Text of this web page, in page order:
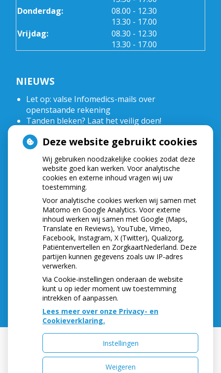
Donderdag:
08.00 tot
- 12.30
13.30 tot
- 17.00
Vrijdag:
08.30 tot
- 12.30
13.30 tot
- 17.00
NIEUWS
Let op: valse Infomedics-mails over
openstaande rekening
Tanden bleken? Laat het veilig doen!
mond
hoede!
(Mond)zorgkosten gemaakt in 2025? Check of
die aftrekbaar zijn
ADRESGEGEVENS
Sint Annastraat 12
6524GB NIJMEGEN
024-3222555
info@sintanna12.nl
Uw Zorg Online|Beheer
Deze website gebruikt cookies
Wij gebruiken noodzakelijke cookies zodat deze
website goed kan werken. Voor analytische
cookies en externe inhoud vragen wij uw
toestemming.
Voor analytische cookies werken wij samen met
Matomo en Google Analytics. Voor externe
inhoud werken wij samen met Google (Maps,
Translate en Reviews), YouTube, Vimeo,
Facebook, Instagram, X (Twitter), Qualizorg,
Patiëntenvertellen en ZorgkaartNederland. Deze
partijen kunnen gegevens zoals uw IP-adres
verwerken.
Via Cookie-instellingen onderaan de website
kunt u op ieder moment uw toestemming
intrekken of aanpassen.
Lees meer over onze Privacy- en
Cookieverklaring.
Instellingen
Weigeren